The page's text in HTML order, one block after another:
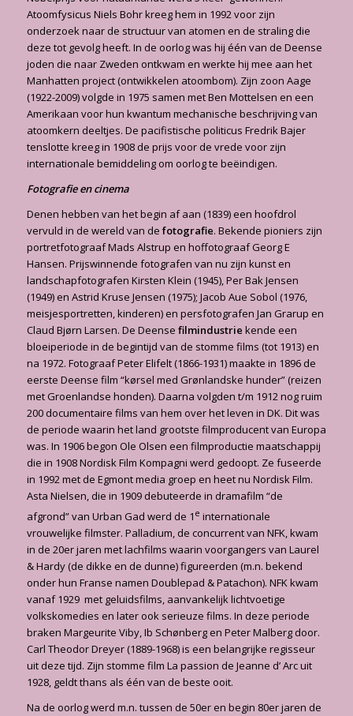
Atoomfysicus Niels Bohr kreeg hem in 1992 voor zijn
onderzoek naar de structuur van atomen en de straling die
deze tot gevolg heeft. In de oorlog was hij één van de Deense
joden die naar Zweden ontkwam en werkte hij mee aan het
Manhatten project (ontwikkelen atoombom). Zijn zoon Aage
(1922-2009) volgde in 1975 samen met Ben Mottelsen en een
Amerikaan voor hun kwantum mechanische beschrijving van
atoomkern deeltjes. De pacifistische politicus Fredrik Bajer
tenslotte kreeg in 1908 de prijs voor de vrede voor zijn
internationale bemiddeling om oorlog te beëindigen.
Fotografie en cinema
Denen hebben van het begin af aan (1839) een hoofdrol
vervuld in de wereld van de fotografie. Bekende pioniers zijn
portretfotograaf Mads Alstrup en hoffotograaf Georg E
Hansen. Prijswinnende fotografen van nu zijn kunst en
landschapfotografen Kirsten Klein (1945), Per Bak Jensen
(1949) en Astrid Kruse Jensen (1975); Jacob Aue Sobol (1976,
meisjesportretten, kinderen) en persfotografen Jan Grarup en
Claud Bjørn Larsen. De Deense filmindu­strie kende een
bloeiperiode in de begintijd van de stomme films (tot 1913) en
na 1972. Fotograaf Peter Elifelt (1866-1931) maakte in 1896 de
eerste Deense film “kørsel med Grønlandske hunder” (reizen
met Groenlandse honden). Daarna volgden t/m 1912 nog ruim
200 documentaire films van hem over het leven in DK. Dit was
de periode waarin het land grootste filmproducent van Europa
was. In 1906 begon Ole Olsen een filmproductie maatschappij
die in 1908 Nordisk Film Kompagni werd gedoopt. Ze fuseerde
in 1992 met de Egmont media groep en heet nu Nordisk Film.
Asta Nielsen, die in 1909 debuteerde in dramafilm “de
afgrond” van Urban Gad werd de 1 e internationale
vrouwelijke filmster. Palladium, de concurrent van NFK, kwam
in de 20er jaren met lachfilms waarin voorgangers van Laurel
& Hardy (de dikke en de dunne) figureerden (m.n. bekend
onder hun Franse namen Doublepad & Patachon). NFK kwam
vanaf 1929 met geluidsfilms, aanvankelijk lichtvoetige
volkskomedies en later ook serieuze films. In deze periode
braken Margeurite Viby, Ib Schønberg en Peter Malberg door.
Carl Theodor Dreyer (1889-1968) is een belangrijke regisseur
uit deze tijd. Zijn stomme film La passion de Jeanne d’ Arc uit
1928, geldt thans als één van de beste ooit.
Na de oorlog werd m.n. tussen de 50er en begin 80er jaren de